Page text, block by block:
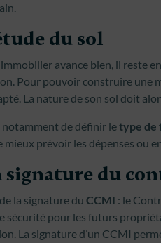
du sol
immobilier avance bien, il reste
Pour pouvoir construire une
La nature de son sol doit
de définir letype de
prévoir les dépenses ou
signature du
la signature du CCMI : le
sécurité pour les futurs
La signature d’un CCMI